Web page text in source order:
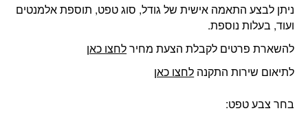
ניתן לבצע התאמה אישית של גודל, סוג טפט, תוספת אלמנטים
ועוד, בעלות נוספת.
להשארת פרטים לקבלת הצעת מחירלחצו כאן
לתיאום שירות התקנה לחצו כאן
בחר צבע טפט